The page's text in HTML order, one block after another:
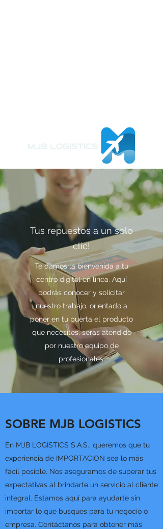
Tus repuestos a un solo
clic!
Te damos la bienvenida a tu
centro digital en línea. Aquí
podrás conocer y solicitar
nuestro trabajo, orientado a
poner en tu puerta el producto
que necesites, seras atendido
por nuestro equipo de
profesionales.
SOBRE MJB LOGISTICS
En MJB LOGISTICS S.A.S., queremos que tu
experiencia de IMPORTACION sea lo más
fácil posible. Nos aseguramos de superar tus
expectativas al brindarte un servicio al cliente
integral. Estamos aquí para ayudarte sin
importar lo que busques para tu negocio o
empresa. Contáctanos para obtener más